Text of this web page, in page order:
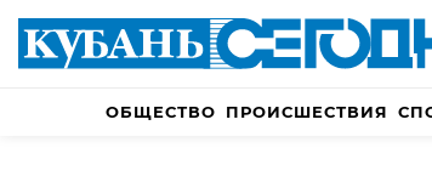
ОБЩЕСТВО ПРОИСШЕСТВИЯ